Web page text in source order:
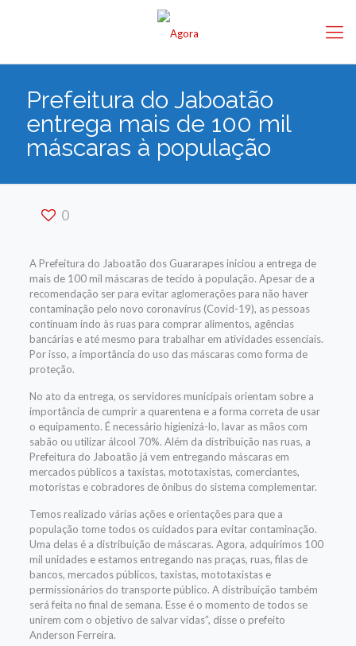
Prefeitura do Jaboatão
entrega mais de 100 mil
máscaras à população
0
A Prefeitura do Jaboatão dos Guararapes iniciou a entrega de
mais de 100 mil máscaras de tecido à população. Apesar de a
recomendação ser para evitar aglomerações para não haver
contaminação pelo novo coronavírus (Covid-19), as pessoas
continuam indo às ruas para comprar alimentos, agências
bancárias e até mesmo para trabalhar em atividades essenciais.
Por isso, a importância do uso das máscaras como forma de
proteção.
No ato da entrega, os servidores municipais orientam sobre a
importância de cumprir a quarentena e a forma correta de usar
o equipamento. É necessário higienizá-lo, lavar as mãos com
sabão ou utilizar álcool 70%. Além da distribuição nas ruas, a
Prefeitura do Jaboatão já vem entregando máscaras em
mercados públicos a taxistas, mototaxistas, comerciantes,
motoristas e cobradores de ônibus do sistema complementar.
Temos realizado várias ações e orientações para que a
população tome todos os cuidados para evitar contaminação.
Uma delas é a distribuição de máscaras. Agora, adquirimos 100
mil unidades e estamos entregando nas praças, ruas, filas de
bancos, mercados públicos, taxistas, mototaxistas e
permissionários do transporte público. A distribuição também
será feita no final de semana. Esse é o momento de todos se
unirem com o objetivo de salvar vidas”, disse o prefeito
Anderson Ferreira.